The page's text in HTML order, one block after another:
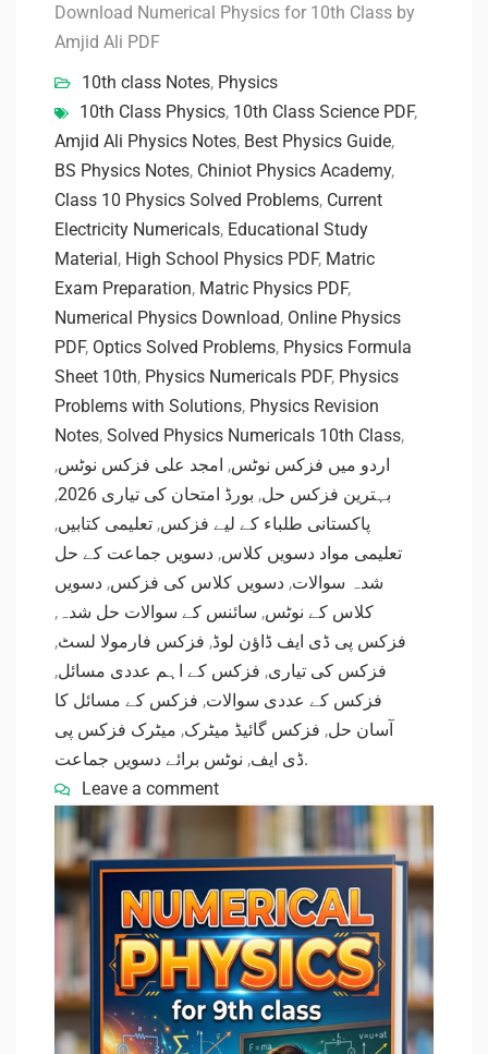
Download Numerical Physics for 10th Class by
Amjid Ali PDF
10th class Notes, Physics
10th Class Physics, 10th Class Science PDF,
Amjid Ali Physics Notes, Best Physics Guide,
BS Physics Notes, Chiniot Physics Academy,
Class 10 Physics Solved Problems, Current
Electricity Numericals, Educational Study
Material, High School Physics PDF, Matric
Exam Preparation, Matric Physics PDF,
Numerical Physics Download, Online Physics
PDF, Optics Solved Problems, Physics Formula
Sheet 10th, Physics Numericals PDF, Physics
Problems with Solutions, Physics Revision
Notes, Solved Physics Numericals 10th Class,
اردو میں فزکس نوٹس, امجد علی فزکس نوٹس,
بہترین فزکس حل, بورڈ امتحان کی تیاری 2026
,
پاکستانی طلباء کے لیے فزکس, تعلیمی کتابیں,
تعلیمی مواد دسویں کلاس, دسویں جماعت کے حل
شدہ سوالات, دسویں کلاس کی فزکس, دسویں
کلاس کے نوٹس, سائنس کے سوالات حل شدہ ,
فزکس پی ڈی ایف ڈاؤن لوڈ, فزکس فارمولا لسٹ,
فزکس کی تیاری, فزکس کے اہم عددی مسائل,
فزکس کے عددی سوالات, فزکس کے مسائل کا
آسان حل, فزکس گائیڈ میٹرک, میٹرک فزکس پی
ڈی ایف,
نوٹس برائے دسویں جماعت.
Leave a comment